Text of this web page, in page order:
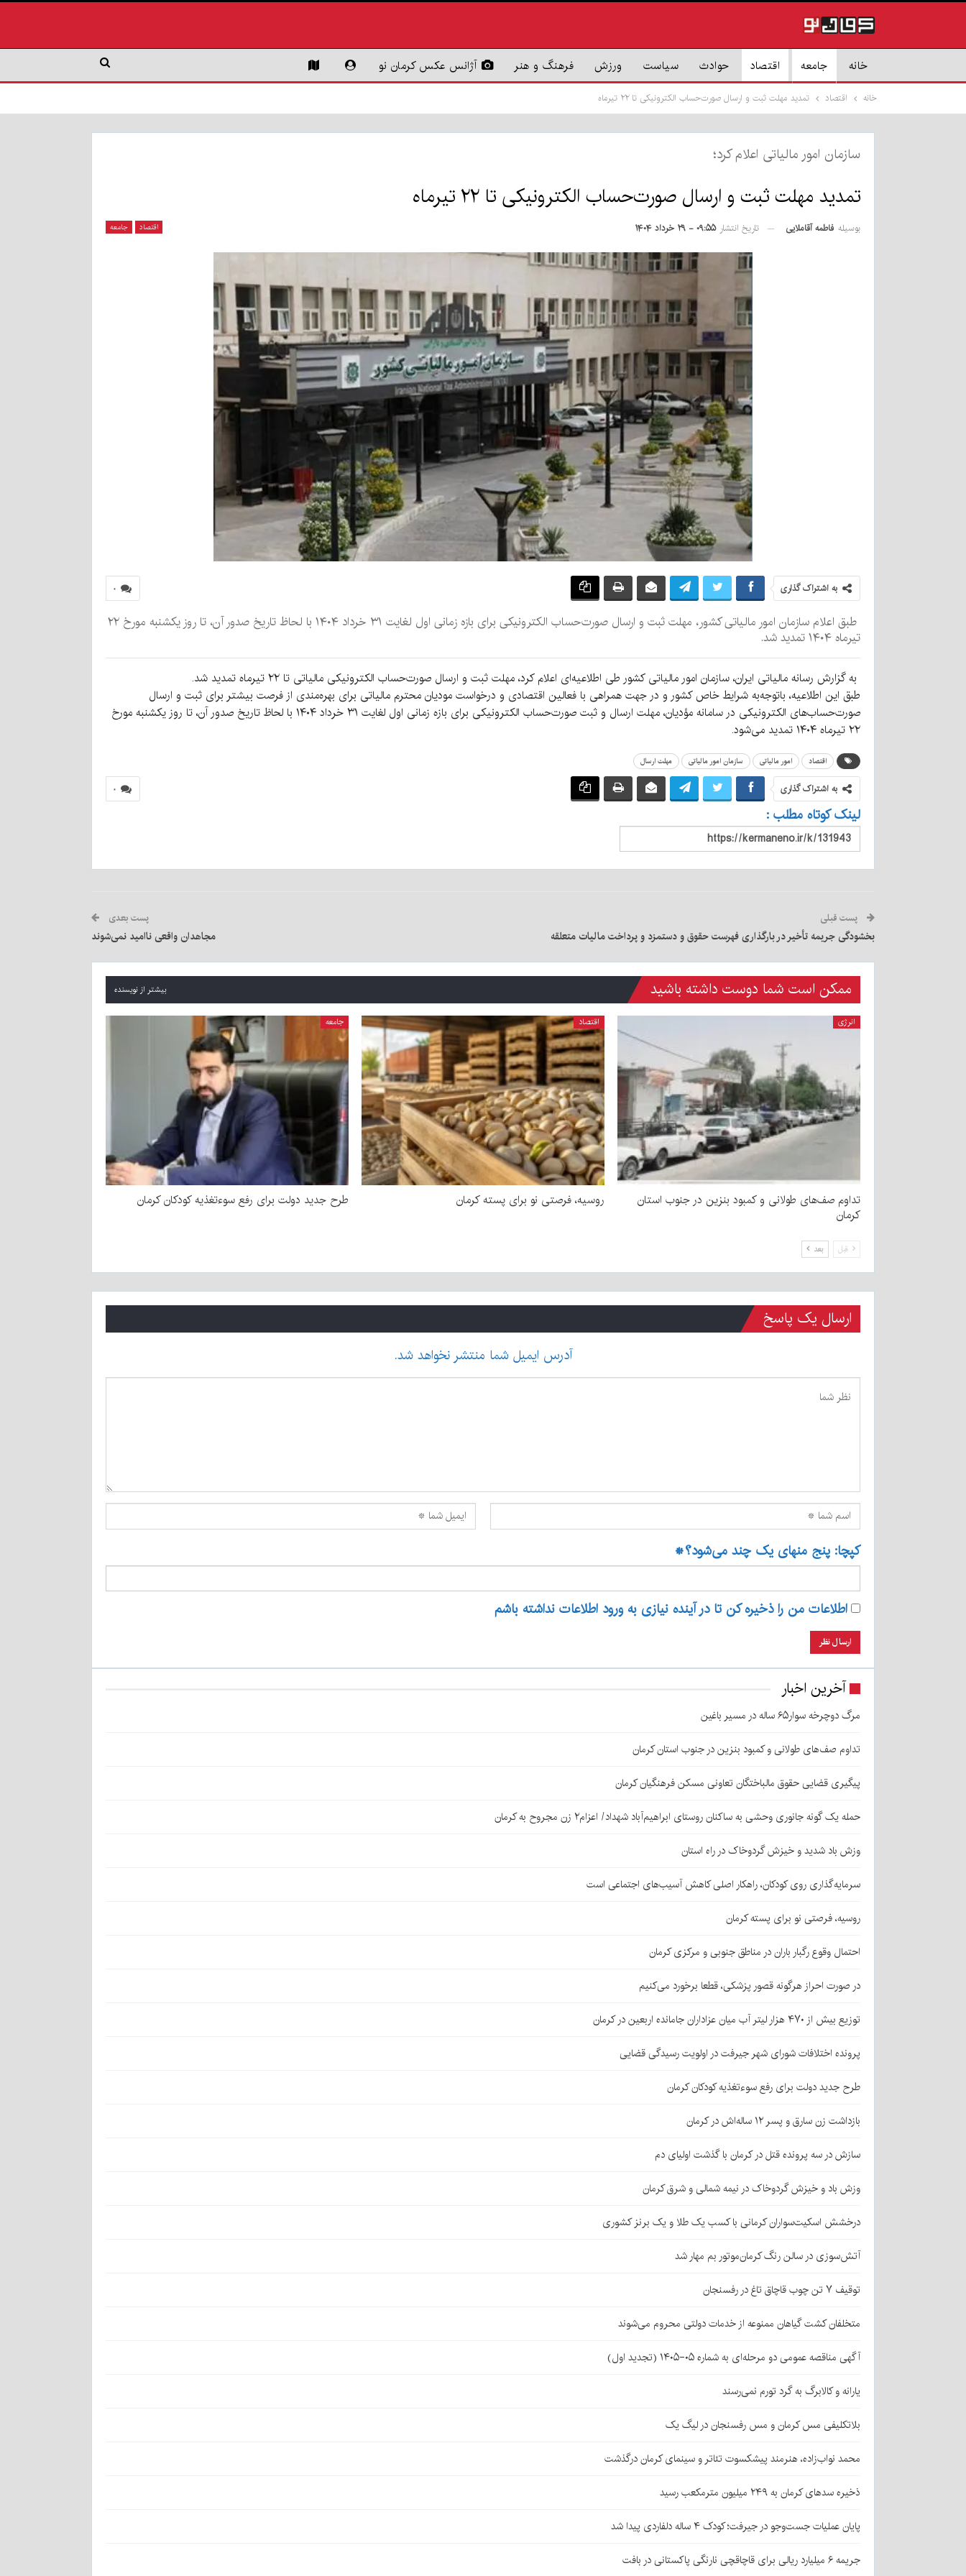
خانه جامعه اقتصاد حوادث سیاست ورزش فرهنگ و هنر آژانس عکس کرمان نو
خانه اقتصاد تمدید مهلت ثبت و ارسال صورت‌حساب الکترونیکی تا ۲۲ تیرماه
سازمان امور مالیاتی اعلام کرد؛
تمدید مهلت ثبت و ارسال صورت‌حساب الکترونیکی تا ۲۲ تیرماه
اقتصاد جامعه بوسیله فاطمه آقاملایی تاریخ انتشار ۰۹:۵۵ - ۲۹ خرداد ۱۴۰۴
۰ به اشتراک گذاری
طبق اعلام سازمان امور مالیاتی کشور، مهلت ثبت و ارسال صورت‌حساب الکترونیکی برای بازه زمانی اول لغایت ۳۱ خرداد ۱۴۰۴ با لحاظ تاریخ صدور آن، تا روز یکشنبه مورخ ۲۲
تیرماه ۱۴۰۴ تمدید شد.
به گزارش رسانه مالیاتی ایران، سازمان امور مالیاتی کشور طی اطلاعیه‌ای اعلام کرد، مهلت ثبت و ارسال صورت‌حساب الکترونیکی مالیاتی تا ۲۲ تیرماه تمدید شد.
طبق این اطلاعیه، باتوجه‌به شرایط خاص کشور و در جهت همراهی با فعالین اقتصادی و درخواست مودیان محترم مالیاتی برای بهره‌مندی از فرصت بیشتر برای ثبت و ارسال
صورت‌حساب‌های الکترونیکی در سامانه مؤدیان، مهلت ارسال و ثبت صورت‌حساب الکترونیکی برای بازه زمانی اول لغایت ۳۱ خرداد ۱۴۰۴ با لحاظ تاریخ صدور آن، تا روز یکشنبه مورخ
۲۲ تیرماه ۱۴۰۴ تمدید می‌شود.
اقتصاد امور مالیاتی سازمان امور مالیاتی مهلت ارسال
۰ به اشتراک گذاری
لینک کوتاه مطلب :
پست قبلی
بخشودگی جریمه تأخیر در بارگذاری فهرست حقوق و دستمزد و پرداخت مالیات متعلقه
پست بعدی
مجاهدان واقعی ناامید نمی‌شوند
ممکن است شما دوست داشته باشید بیشتر از نویسنده
انرژی
تداوم صف‌های طولانی و کمبود بنزین در جنوب استان
کرمان
اقتصاد
روسیه، فرصتی نو برای پسته کرمان
جامعه
طرح جدید دولت برای رفع سوءتغذیه کودکان کرمان
قبل بعد
ارسال یک پاسخ
آدرس ایمیل شما منتشر نخواهد شد.
کپچا: پنج منهای یک چند می‌شود؟*
اطلاعات من را ذخیره کن تا در آینده نیازی به ورود اطلاعات نداشته باشم
آخرین اخبار
مرگ دوچرخه سوار۶۵ ساله در مسیر باغین
تداوم صف‌های طولانی و کمبود بنزین در جنوب استان کرمان
پیگیری قضایی حقوق مالباختگان تعاونی مسکن فرهنگیان کرمان
حمله یک گونه جانوری وحشی به ساکنان روستای ابراهیم‌آباد شهداد/ اعزام۲ زن مجروح به کرمان
وزش باد شدید و خیزش گردوخاک در راه استان
سرمایه‌گذاری روی کودکان، راهکار اصلی کاهش آسیب‌های اجتماعی است
روسیه، فرصتی نو برای پسته کرمان
احتمال وقوع رگبار باران در مناطق جنوبی و مرکزی کرمان
در صورت احراز هرگونه قصور پزشکی، قطعا برخورد می‌کنیم
توزیع بیش از ۴۷۰ هزار لیتر آب میان عزاداران جامانده اربعین در کرمان
پرونده اختلافات شورای شهر جیرفت در اولویت رسیدگی قضایی
طرح جدید دولت برای رفع سوءتغذیه کودکان کرمان
بازداشت زن سارق و پسر ۱۲ ساله‌اش در کرمان
سازش در سه پرونده قتل در کرمان با گذشت اولیای دم
وزش باد و خیزش گردوخاک در نیمه شمالی و شرق کرمان
درخشش اسکیت‌سواران کرمانی با کسب یک طلا و یک برنز کشوری
آتش‌سوزی در سالن رنگ کرمان‌موتور بم مهار شد
توقیف ۷ تن چوب قاچاق تاغ در رفسنجان
متخلفان کشت گیاهان ممنوعه از خدمات دولتی محروم می‌شوند
آگهی مناقصه عمومی دو مرحله‌ای به شماره ۰۵-۱۴۰۵ (تجدید اول)
یارانه و کالابرگ به گرد تورم نمی‌رسند
بلاتکلیفی مس کرمان و مس رفسنجان در لیگ یک
محمد نواب‌زاده، هنرمند پیشکسوت تئاتر و سینمای کرمان درگذشت
ذخیره سدهای کرمان به ۲۴۹ میلیون مترمکعب رسید
پایان عملیات جست‌وجو در جیرفت؛ کودک ۴ ساله دلفاردی پیدا شد
جریمه ۶ میلیارد ریالی برای قاچاقچی نارنگی پاکستانی در بافت